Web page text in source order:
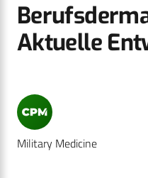
Aktuelle
Military Medicine